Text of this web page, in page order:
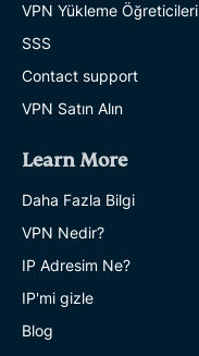
VPN Yükleme Öğreticileri
SSS
Contact support
VPN Satın Alın
Learn More
Daha Fazla Bilgi
VPN Nedir?
IP Adresim Ne?
IP'mi gizle
Blog